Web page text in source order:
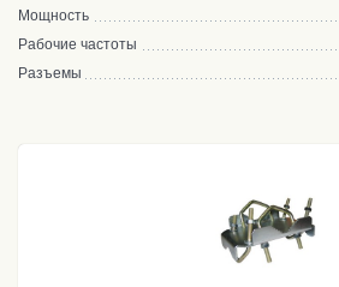
Мощность
Рабочие частоты
Разъемы